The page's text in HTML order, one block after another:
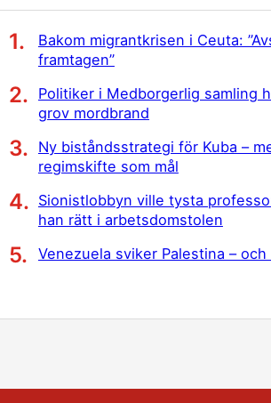
Bakom migrantkrisen i Ceuta:
framtagen”
Politiker i Medborgerlig samling
grov mordbrand
Ny biståndsstrategi för Kuba –
regimskifte som mål
Sionistlobbyn ville tysta
han rätt i arbetsdomstolen
Venezuela sviker Palestina – och